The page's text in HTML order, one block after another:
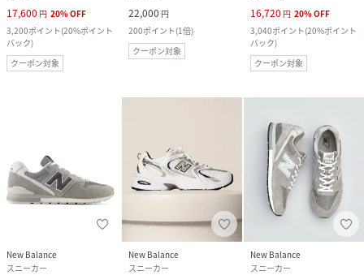
17,600 円 20%OFF
3,200ポイント(20%ポイント
バック)
クーポン対象
22,000 円
200ポイント(1倍)
クーポン対象
16,720 円 20%OFF
3,040ポイント(20%ポイント
バック)
クーポン対象
New Balance
スニーカー
New Balance
スニーカー
New Balance
スニーカー